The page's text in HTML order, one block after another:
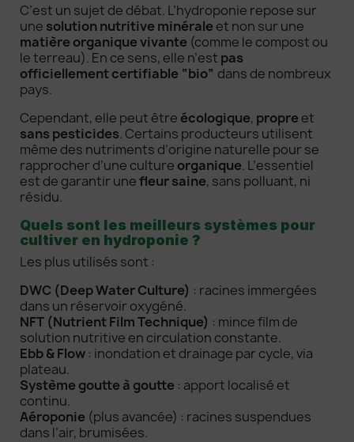
C’est un sujet de débat. L’hydroponie repose sur
une solution nutritive minérale et non sur une
matière organique vivante (comme le compost ou
le terreau). En ce sens, elle n’est pas
officiellement certifiable “bio” dans de nombreux
pays.
Cependant, elle peut être écologique, propre et
sans pesticides. Certains producteurs utilisent
même des nutriments d’origine naturelle pour se
rapprocher d’une culture organique. L’essentiel
est de garantir unefleur saine, sans polluant, ni
résidu.
Quels sont les meilleurs systèmes pour
cultiver en hydroponie ?
Les plus utilisés sont :
DWC (Deep Water Culture) : racines immergées
dans un réservoir oxygéné.
NFT (Nutrient Film Technique) : mince film de
solution nutritive en circulation constante.
Ebb & Flow : inondation et drainage par cycle, via
plateau.
Système goutte à goutte : apport localisé et
continu.
Aéroponie (plus avancée) : racines suspendues
dans l’air, brumisées.